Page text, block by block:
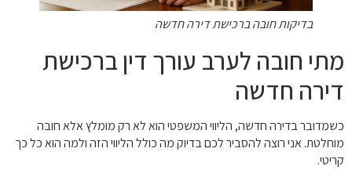
בדיקות חובה ברכישת דירה חדשה
מתי חובה לערב עורך דין ברכישת
דירה חדשה
כשמדובר בדירה חדשה, הליווי המשפטי הוא לא רק מומלץ אלא חובה
מוחלטת. אני רוצה להסביר לכם בדיוק מה כולל הליווי הזה ולמה הוא כל כך
קריטי.